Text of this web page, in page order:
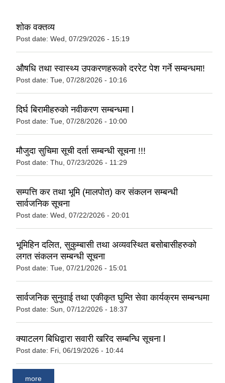
शोक वक्तव्य
Post date: Wed, 07/29/2026 - 15:19
औषधि तथा स्वास्थ्य उपकरणहरूको दररेट पेश गर्ने सम्बन्धमा!
Post date: Tue, 07/28/2026 - 10:16
दिर्घ बिरामीहरुको नवीकरण सम्बन्धमा l
Post date: Tue, 07/28/2026 - 10:00
मौजुदा सुचिमा सूची दर्ता सम्बन्धी सूचना !!!
Post date: Thu, 07/23/2026 - 11:29
सम्पत्ति कर तथा भूमि (मालपोत) कर संकलन सम्बन्धी
सार्वजनिक सूचना
Post date: Wed, 07/22/2026 - 20:01
भूमिहिन दलित, सुकुम्बासी तथा अव्यवस्थित बसोबासीहरुको
लगत संकलन सम्बन्धी सूचना
Post date: Tue, 07/21/2026 - 15:01
सार्वजनिक सुनुवाई तथा एकीकृत घुम्ति सेवा कार्यक्रम सम्बन्धमा
Post date: Sun, 07/12/2026 - 18:37
क्याटलग बिधिद्वारा सवारी खरिद सम्बन्धि सूचना l
Post date: Fri, 06/19/2026 - 10:44
more